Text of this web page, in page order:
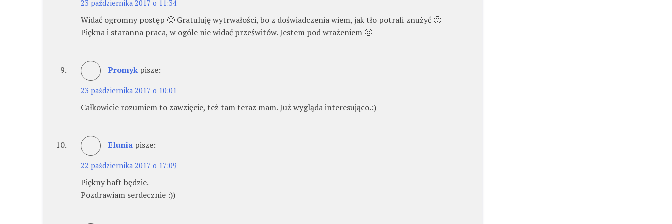
23 października 2017 o 11:34
Widać ogromny postęp 🙂 Gratuluję wytrwałości, bo z doświadczenia wiem, jak tło potrafi znużyć 🙂
Piękna i staranna praca, w ogóle nie widać prześwitów. Jestem pod wrażeniem 🙂
Promyk pisze:
23 października 2017 o 10:01
Całkowicie rozumiem to zawzięcie, też tam teraz mam. Już wygląda interesująco.:)
Elunia pisze:
22 października 2017 o 17:09
Piękny haft będzie.
Pozdrawiam serdecznie :))